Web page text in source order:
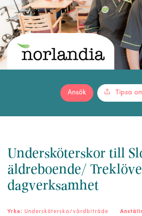
Tipsa
Ansök
Undersköterskor till
äldreboende/
dagverksamhet
Yrke: Undersköterska/vårdbiträde